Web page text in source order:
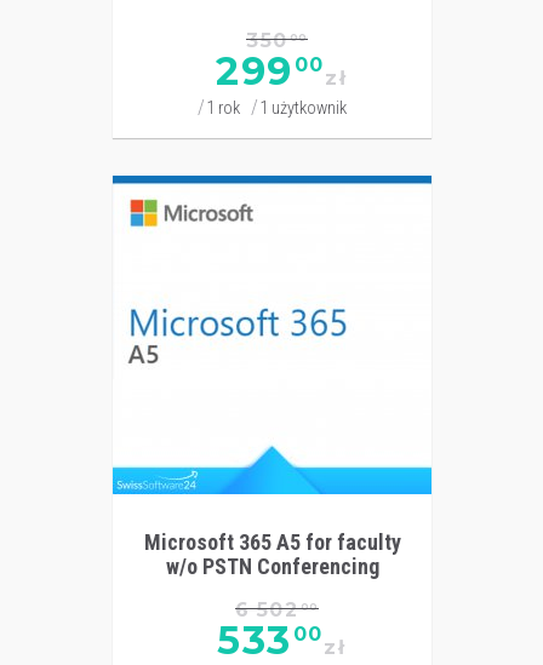
35000
299 00
zł
1 rok 1 użytkownik
Microsoft 365 A5 for faculty
w/o PSTN Conferencing
6 50200
533 00
zł